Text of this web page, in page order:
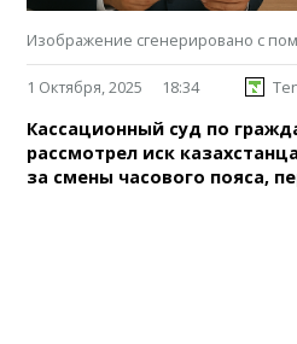
Изображение сгенерировано с
1 Октября, 2025 18:34
Кассационный суд по
рассмотрел иск
за смены часового пояса,